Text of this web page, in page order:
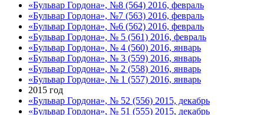
«Бульвар Гордона», №8 (564) 2016, февраль
«Бульвар Гордона», №7 (563) 2016, февраль
«Бульвар Гордона», №6 (562) 2016, февраль
«Бульвар Гордона», № 5 (561) 2016, февраль
«Бульвар Гордона», № 4 (560) 2016, январь
«Бульвар Гордона», № 3 (559) 2016, январь
«Бульвар Гордона», № 2 (558) 2016, январь
«Бульвар Гордона», № 1 (557) 2016, январь
2015 год
«Бульвар Гордона», № 52 (556) 2015, декабрь
«Бульвар Гордона», № 51 (555) 2015, декабрь